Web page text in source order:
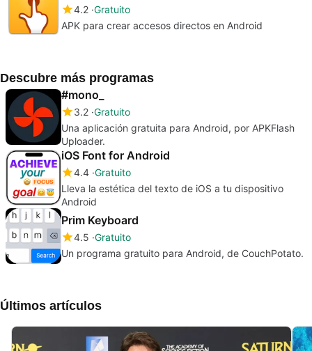
4.2 Gratuito
APK para crear accesos directos en Android
Descubre más programas
#mono_
3.2 Gratuito
Una aplicación gratuita para Android, por APKFlash
Uploader.
iOS Font for Android
4.4 Gratuito
Lleva la estética del texto de iOS a tu dispositivo
Android
Prim Keyboard
4.5 Gratuito
Un programa gratuito para Android, de CouchPotato.
Últimos artículos